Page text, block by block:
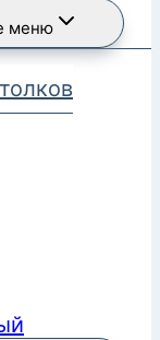
меню